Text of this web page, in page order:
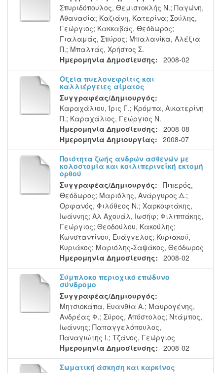
Σπυριδόπουλος, Θεμιστοκλής Ν.; Παγώνη,
Αθανασία; Καζιάνη, Κατερίνα; Σούλης,
Γεώργιος; Κακκαβάς, Θεόδωρος;
Γιαλαμάς, Σπύρος; Μπαλανίκα, Αλέξια
Π.; Μπαλτάς, Χρήστος Σ.
Ημερομηνία Δημοσίευσης: 2008-02
Οξεία πυελονεφρίτις και
καλλιέργειες αίματος
Συγγραφέας/Δημιουργός:
Καραχάλιου, Ίρις Γ.; Κρόμπα, Αικατερίνη
Π.; Καραχάλιος, Γεώργιος Ν.
Ημερομηνία Δημοσίευσης: 2008-08
Ημερομηνία Δημιουργίας: 2008-07
Ποιότητα ζωής ανδρών ασθενών με
κολοστομία και κοιλιπερινεϊκή εκτομή
ορθού
Συγγραφέας/Δημιουργός: Πιπερός,
Θεόδωρος; Μαριόλης, Ανάργυρος Δ.;
Ορφανός, Φιλόθεος Ν.; Χαρκοφτάκης,
Ιωάννης; Αλ Αχουάλ, Ιωσήφ; Φιλιππάκης,
Γεώργιος; Θεοδούλου, Κακούλης;
Κωνσταντίνου, Ευάγγελος; Κυριακού,
Κυριάκος; Μαριόλης-Σαψάκος, Θεόδωρος
Ημερομηνία Δημοσίευσης: 2008-02
Σύμπλοκο περιοχικό επώδυνο
σύνδρομο
Συγγραφέας/Δημιουργός:
Μητσιοκάπα, Ευανθία Α.; Μαυρογένης,
Ανδρέας Φ.; Σύρος, Απόστολος; Ντάμπος,
Ιωάννης; Παπαγγελόπουλος,
Παναγιώτης Ι.; Τζάνος, Γεώργιος
Ημερομηνία Δημοσίευσης: 2008-02
Σωματική άσκηση και καρκίνος